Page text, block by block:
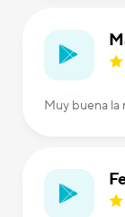
Muy buena la